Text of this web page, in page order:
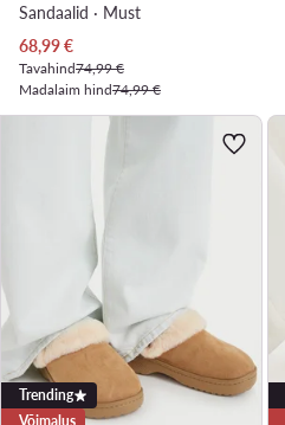
Sandaalid · Must
Praegune hind
68,99€
Tavahind74,99 €
Madalaim hind74,99 €
Trending
Võimalus